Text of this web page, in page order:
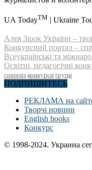
UA TodayTM | Ukraine
Алея Зірок України –
Конкурсний портал –
Всеукраїнські та
Освітні, педагогічні
contests конкурси групи
ПОДПИШИТЕСЬ
РЕКЛАМА на
Творчі новини
English books
Конкурс
© 1998-2024. Украина